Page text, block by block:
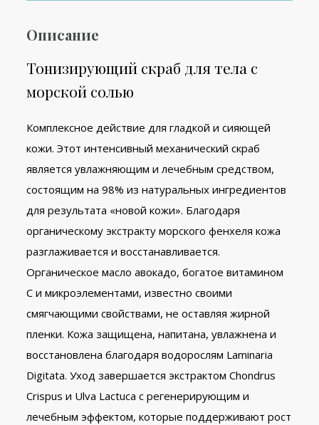
Описание
Тонизирующий скраб для тела с
морской солью
Комплексное действие для гладкой и сияющей
кожи. Этот интенсивный механический скраб
является увлажняющим и лечебным средством,
состоящим на 98% из натуральных ингредиентов
для результата «новой кожи». Благодаря
органическому экстракту морского фенхеля кожа
разглаживается и восстанавливается.
Органическое масло авокадо, богатое витамином
С и микроэлементами, известно своими
смягчающими свойствами, не оставляя жирной
пленки. Кожа защищена, напитана, увлажнена и
восстановлена ​​благодаря водорослям Laminaria
Digitata. Уход завершается экстрактом Chondrus
Crispus и Ulva Lactuca с регенерирующим и
лечебным эффектом, которые поддерживают рост